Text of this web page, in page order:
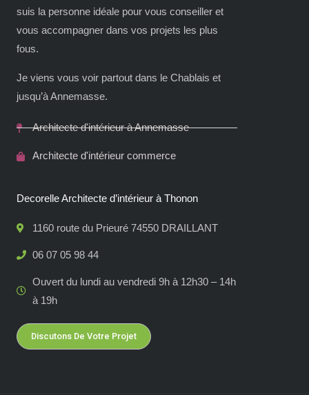
suis la personne idéale pour vous conseiller et
vous accompagner dans vos projets les plus
fous.
Je viens vous voir partout dans le Chablais et
jusqu’à Annemasse.
Architecte d'intérieur à Annemasse
Architecte d'intérieur commerce
Decorelle Architecte d’intérieur à Thonon
1160 route du Prieuré 74550 DRAILLANT
06 07 05 98 44
Ouvert du lundi au vendredi 9h à 12h30 – 14h
à 19h
Discutons De Votre Projet